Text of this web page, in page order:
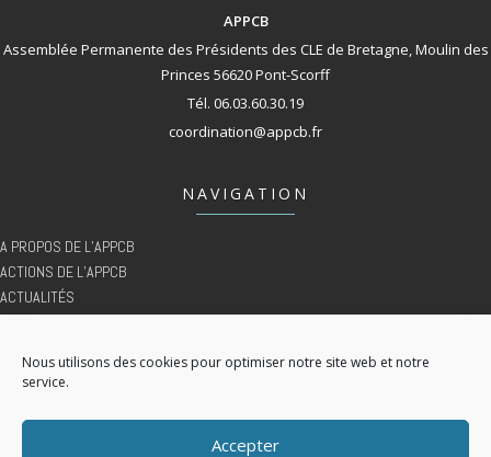
Nous utilisons des cookies pour optimiser notre site web et notre
service.
Accepter
APPCB
Assemblée Permanente des Présidents des CLE de Bretagne, Moulin des
Princes 56620 Pont-Scorff
Tél. 06.03.60.30.19
coordination@appcb.fr
NAVIGATION
A PROPOS DE L’APPCB
ACTIONS DE L’APPCB
ACTUALITÉS
ESPACE MEMBRE
CONTACT